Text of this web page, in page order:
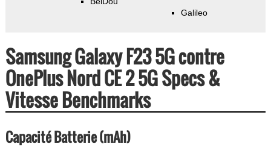
Galileo
Samsung Galaxy F23 5G contre
OnePlus Nord CE 2 5G Specs &
Vitesse Benchmarks
Capacité Batterie (mAh)